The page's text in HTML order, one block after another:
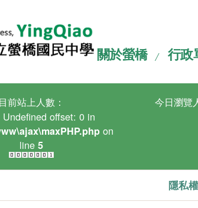
關於螢橋 行政
目前站上人數：
Undefined offset: 0 in
on
line5
今日瀏覽
隱私